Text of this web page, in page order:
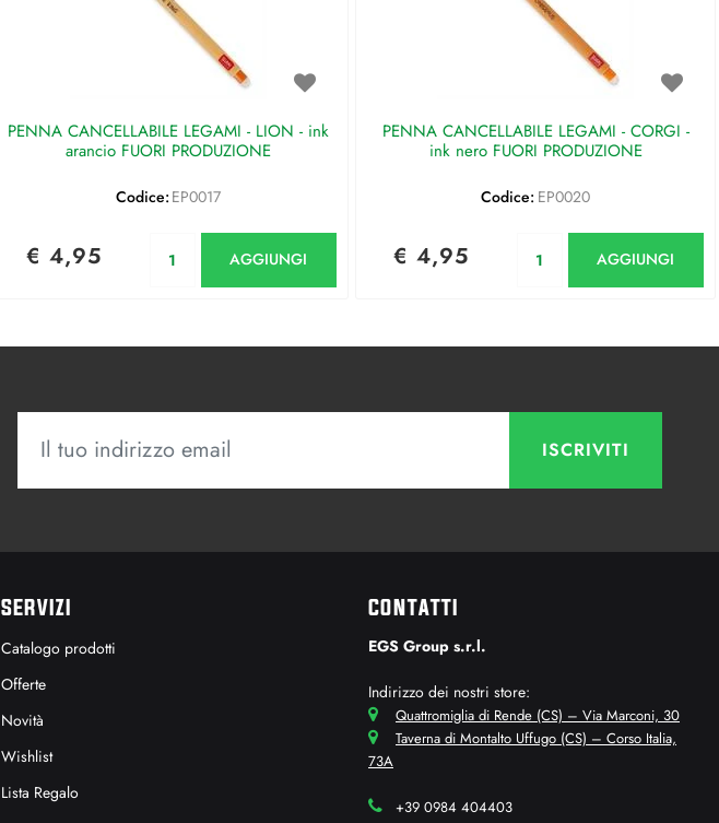
PENNA CANCELLABILE LEGAMI - LION - ink
arancio FUORI PRODUZIONE
Codice: EP0017
€ 4,95 AGGIUNGI
PENNA CANCELLABILE LEGAMI - CORGI -
ink nero FUORI PRODUZIONE
Codice: EP0020
€ 4,95 AGGIUNGI
SERVIZI
Catalogo prodotti
Offerte
Novità
Wishlist
Lista Regalo
CONTATTI
EGS Group s.r.l.
Indirizzo dei nostri store:
Quattromiglia di Rende (CS) – Via Marconi, 30
Taverna di Montalto Uffugo (CS) – Corso Italia,
73A
+39 0984 404403